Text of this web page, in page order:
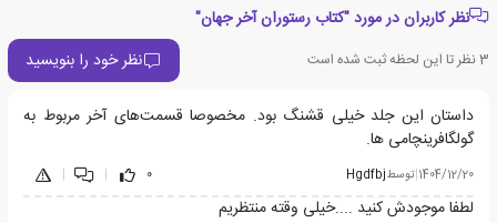
نظر کاربران در مورد "کتاب رستوران آخر جهان"
3نظر تا این لحظه ثبت شده است نظر خود را بنویسید
داستان این جلد خیلی قشنگ بود. مخصوصا قسمت‌های آخر مربوط به
گولگافرینچامی ها.
1404/12/20
|توسطHgdfbj
0
|
|
لطفا موجودش کنید ....خیلی وقته منتظریم